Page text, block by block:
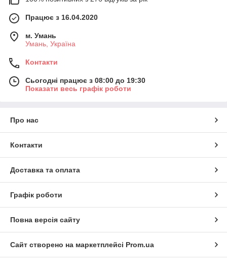
Працює з 16.04.2020
м. Умань
Умань, Україна
Контакти
Сьогодні працює з 08:00 до 19:30
Показати весь графік роботи
Про нас
Контакти
Доставка та оплата
Графік роботи
Повна версія сайту
Сайт створено на маркетплейсі Prom.ua